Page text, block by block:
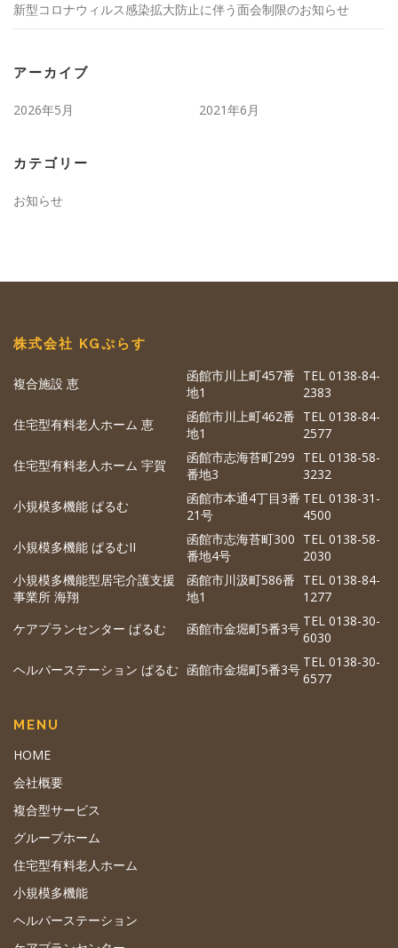
新型コロナウィルス感染拡大防止に伴う面会制限のお知らせ
アーカイブ
2026年5月 2021年6月
カテゴリー
お知らせ
株式会社 KGぷらす
複合施設 恵
函館市川上町457番
地1
TEL 0138-84-
2383
住宅型有料老人ホーム 恵
函館市川上町462番
地1
TEL 0138-84-
2577
住宅型有料老人ホーム 宇賀
函館市志海苔町299
番地3
TEL 0138-58-
3232
小規模多機能 ぱるむ
函館市本通4丁目3番
21号
TEL 0138-31-
4500
小規模多機能 ぱるむII
函館市志海苔町300
番地4号
TEL 0138-58-
2030
小規模多機能型居宅介護支援
事業所 海翔
函館市川汲町586番
地1
TEL 0138-84-
1277
ケアプランセンター ぱるむ
函館市金堀町5番3号 TEL 0138-30-
6030
ヘルパーステーション ぱるむ 函館市金堀町5番3号 TEL 0138-30-
6577
MENU
HOME
会社概要
複合型サービス
グループホーム
住宅型有料老人ホーム
小規模多機能
ヘルパーステーション